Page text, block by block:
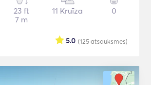
23 ft
7 m
11 Kruīza 0
(125atsauksmes)
5.0